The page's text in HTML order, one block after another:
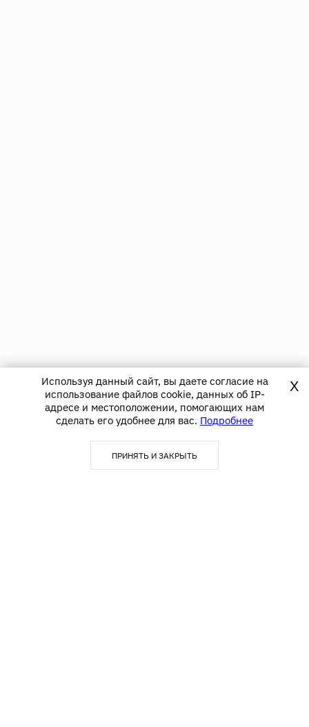
Используя данный сайт, вы даете согласие на
использование файлов cookie, данных об IP-
адресе и местоположении, помогающих нам
сделать его удобнее для вас. Подробнее
ПРИНЯТЬ И ЗАКРЫТЬ
X